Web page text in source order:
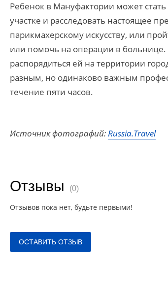
Ребенок в Мануфактории может
участке и расследовать настоящее
парикмахерскому искусству, или
или помочь на операции в больнице.
распорядиться ей на территории
разным, но одинаково важным
течение пяти часов.
Источник фотографий:Russia.Travel
Отзывы (0)
Отзывов пока нет, будьте первыми!
ОСТАВИТЬ ОТЗЫВ